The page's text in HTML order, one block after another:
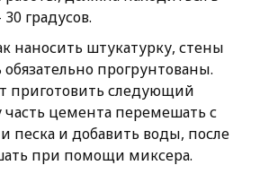
градусов.
наносить штукатурку, стены
прогрунтованы.
приготовить следующий
часть цемента перемешать с
песка и добавить воды, после
при помощи миксера.